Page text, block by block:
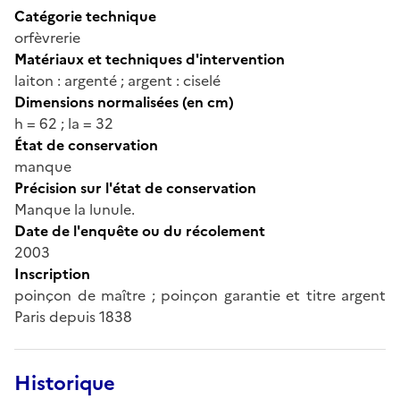
Catégorie technique
orfèvrerie
Matériaux et techniques d'intervention
laiton : argenté ; argent : ciselé
Dimensions normalisées (en cm)
h = 62 ; la = 32
État de conservation
manque
Précision sur l'état de conservation
Manque la lunule.
Date de l'enquête ou du récolement
2003
Inscription
poinçon de maître ; poinçon garantie et titre argent
Paris depuis 1838
Historique